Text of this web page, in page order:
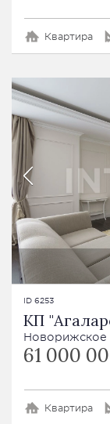
Квартира
ID 6253
КП
61 000
Квартира